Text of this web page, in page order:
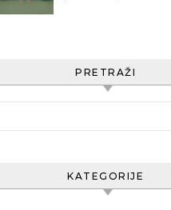
PRETRAŽI
KATEGORIJE